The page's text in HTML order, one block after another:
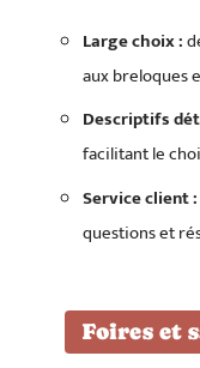
Large choix :
aux breloques
Descriptifs
facilitant le
Service client :
questions et
Foires et